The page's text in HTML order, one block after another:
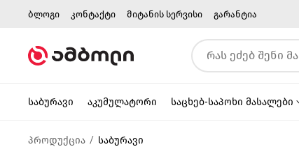
ბლოგი კონტაქტი მიტანის სერვისი გარანტია
საბურავი აკუმულატორი საცხებ-საპოხი მასალები
პროდუქცია საბურავი